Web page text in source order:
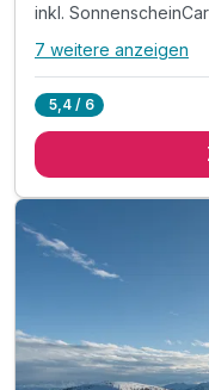
inkl.
Alle
6 x reichhaltiges
inkl. Nutzung Relax
inkl. Nutzung des
inkl. W-LAN Nutzung
Tipp: Fahrrad Trails
7 weitere anzeigen
5,4 / 6